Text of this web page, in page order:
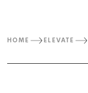
HOME ELEVATE